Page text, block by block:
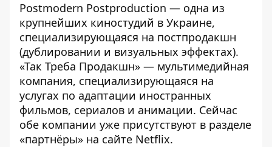
Postmodern Postproduction — одна из
крупнейших киностудий в Украине,
специализирующаяся на постпродакшн
(дублировании и визуальных эффектах).
«Так Треба Продакшн» — мультимедийная
компания, специализирующаяся на
услугах по адаптации иностранных
фильмов, сериалов и анимации. Сейчас
обе компании уже присутствуют в разделе
«партнёры» на сайте Netflix.